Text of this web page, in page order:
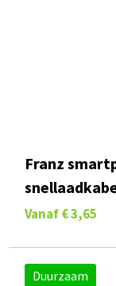
Franz
Vanaf € 3,65
Duurzaam